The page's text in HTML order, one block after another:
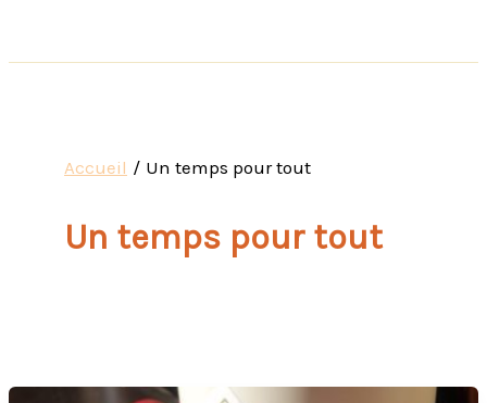
Accueil Un temps pour tout
Un temps pour tout